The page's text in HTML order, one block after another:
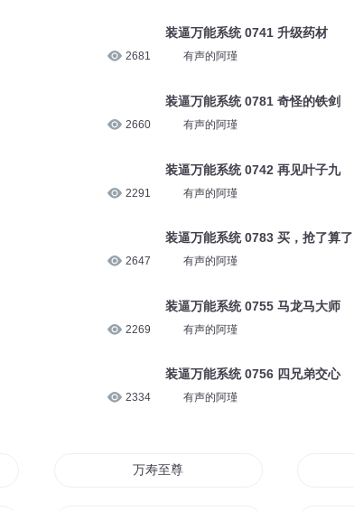
2681
2660
2291
2647
2269
2334
装逼万能系统 0741 升级药材
有声的阿瑾
装逼万能系统 0781 奇怪的铁剑
有声的阿瑾
装逼万能系统 0742 再见叶子九
有声的阿瑾
装逼万能系统 0783 买，抢了算了
有声的阿瑾
装逼万能系统 0755 马龙马大师
有声的阿瑾
装逼万能系统 0756 四兄弟交心
有声的阿瑾
万寿至尊